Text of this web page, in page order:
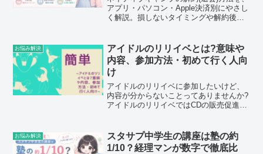
アプリ・パソコン・Apple決済別にやさし
く解説。損しないタイミングや解約後の
でスッキリ手放せます。
お悩み解決
アイドルのリリイベとは?意味や
内容、参加方法・初めて行く人向
け
アイドルのリリイベに参加したいけど、
内容が分からないことってありませんか?
アイドルのリリイベではCDの販売促進の
いろいろなアイドルのリリイベに行きま
した。おかげで
お悩み解決
スタサプ中学生の講座は塾の約
1/10？経理マンが数字で徹底比